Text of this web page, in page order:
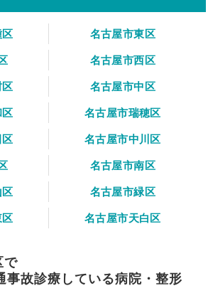
名古屋市東区
名古屋市西区
名古屋市中区
名古屋市瑞穂区
名古屋市中川区
名古屋市南区
名古屋市緑区
名古屋市天白区
で
事故診療している病院・整形